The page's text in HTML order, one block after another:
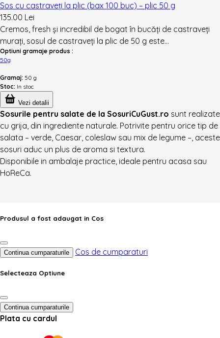
Sos cu castraveți la plic (bax 100 buc) – plic 50 g
135.00 Lei
Cremos, fresh și incredibil de bogat în bucăți de castraveți
murați, sosul de castraveți la plic de 50 g este...
Optiuni gramaje produs :
50g
Gramaj: 50 g
Stoc: In stoc
Vezi detalii
Sosurile pentru salate de la SosuriCuGust.ro sunt realizate
cu grija, din ingrediente naturale. Potrivite pentru orice tip de
salata – verde, Caesar, coleslaw sau mix de legume –, aceste
sosuri aduc un plus de aroma si textura.
Disponibile in ambalaje practice, ideale pentru acasa sau
HoReCa.
Produsul a fost adaugat in Cos
Continua cumparaturile Cos de cumparaturi
Selecteaza Optiune
Continua cumparaturile
Plata cu cardul